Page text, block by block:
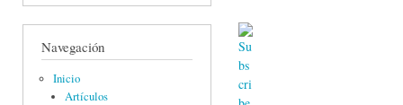
Navegación
Inicio
Artículos